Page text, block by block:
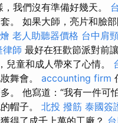
我們沒有準備好幾天。
。 如果大師，亮片和臉
老人助聽器價格 台中肩
律師 最好在狂歡節派對前
兒童和成人帶來了心情。
舞會。 accounting firm
。 他寫道：“我有一件可
帽子。 北投 撥筋 泰國簽
得了成千上萬的工廠？